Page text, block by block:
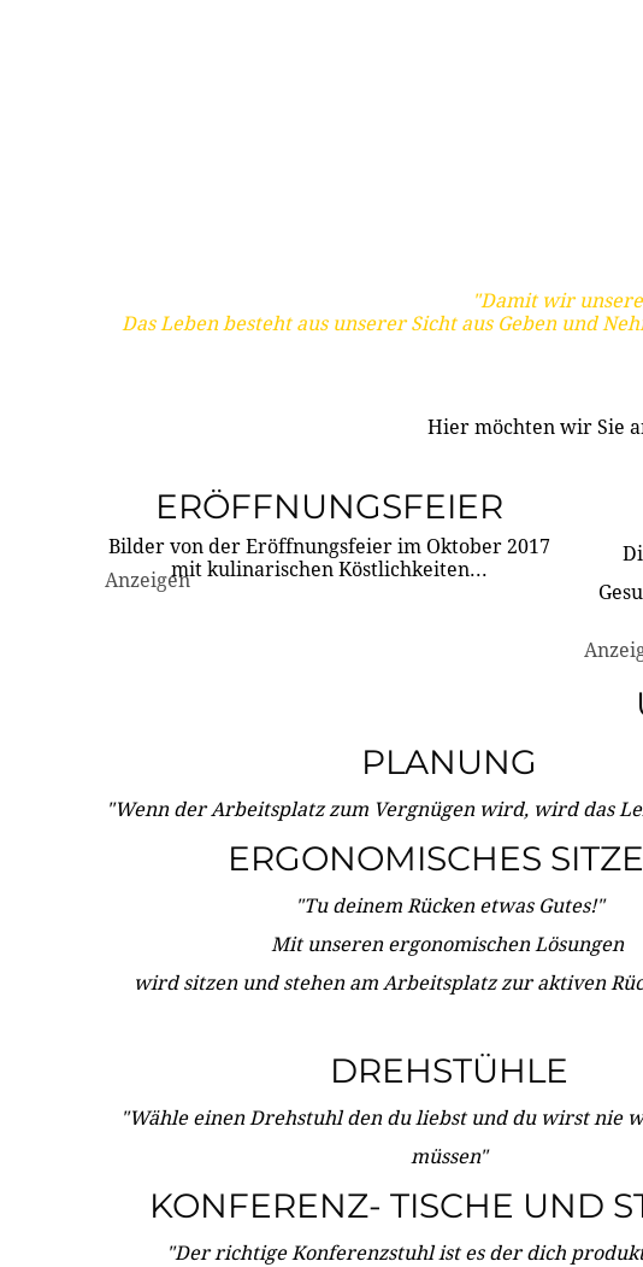
"Damit wir
Das Leben besteht aus unserer Sicht aus Geben und
Hier möchten wir Sie
ERÖFFNUNGSFEIER
Bilder von der Eröffnungsfeier im Oktober 2017
mit kulinarischen Köstlichkeiten...
Anzeigen
PLANUNG
"Wenn der Arbeitsplatz zum Vergnügen wird, wird das
ERGONOMISCHES
"Tu deinem Rücken etwas Gutes!"
Mit unseren ergonomischen Lösungen
wird sitzen und stehen am Arbeitsplatz zur aktiven
DREHSTÜHLE
"Wähle einen Drehstuhl den du liebst und du wirst nie
müssen"
KONFERENZ- TISCHE UND
"Der richtige Konferenzstuhl ist es der dich